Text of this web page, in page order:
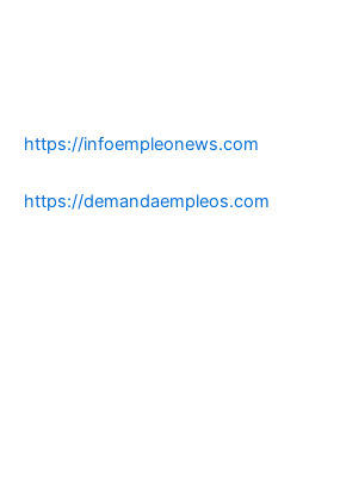
https://infoempleonews.com
https://demandaempleos.com